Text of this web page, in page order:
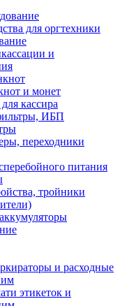
для оргтехники
и
и монет
кассира
ИБП
переходники
питания
тройники
и расходные
этикеток и